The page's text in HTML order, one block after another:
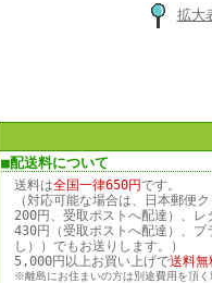
拡大
■配送料について
送料は全国一律650円です。
（対応可能な場合は、日本郵便
200円、受取ポストへ配達）、レ
430円（受取ポストへ配達）、プ
し））でもお送りします。）
5,000円以上お買い上げで送料無
※離島にお住まいの方は別途費用を頂